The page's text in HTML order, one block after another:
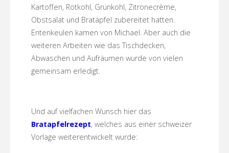
Kartoffen, Rotkohl, Grünkohl, Zitronecrème,
Obstsalat und Bratäpfel zubereitet hatten.
Entenkeulen kamen von Michael. Aber auch die
weiteren Arbeiten wie das Tischdecken,
Abwaschen und Aufräumen wurde von vielen
gemeinsam erledigt.
Und auf vielfachen Wunsch hier das
Bratapfelrezept, welches aus einer schweizer
Vorlage weiterentwickelt wurde: